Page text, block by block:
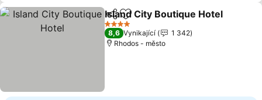
SdíletPřidat na seznam oblíbených
Island City Boutique Hotel
4 Počet hvězdiček
8,6 Vynikající
1 342
Rhodos - město